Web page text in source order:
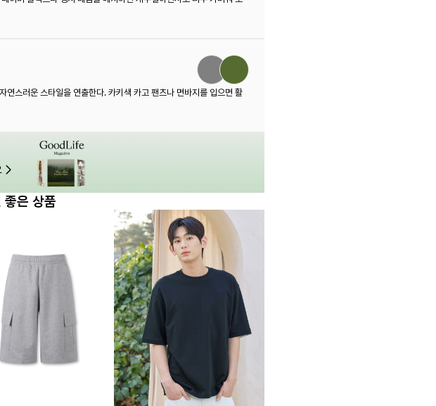
스러운 스타일을 연출한다. 카키색 카고 팬츠나 면바지를 입으면 활
좋은 상품